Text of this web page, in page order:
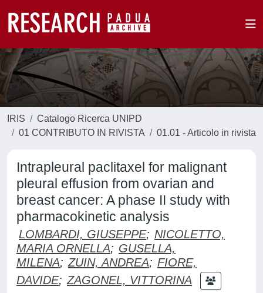
IRIS
Catalogo Ricerca UNIPD
01 CONTRIBUTO IN RIVISTA
01.01 - Articolo in rivista
Intrapleural paclitaxel for malignant
pleural effusion from ovarian and
breast cancer: A phase II study with
pharmacokinetic analysis
LOMBARDI, GIUSEPPE; NICOLETTO,
MARIA ORNELLA; GUSELLA,
MILENA; ZUIN, ANDREA; FIORE,
DAVIDE; ZAGONEL, VITTORINA